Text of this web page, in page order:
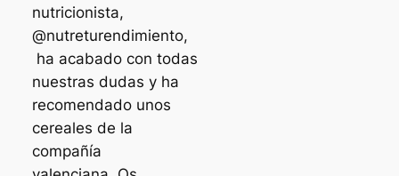
nutricionista,
@nutreturendimiento,
ha acabado con todas
nuestras dudas y ha
recomendado unos
cereales de la
compañía